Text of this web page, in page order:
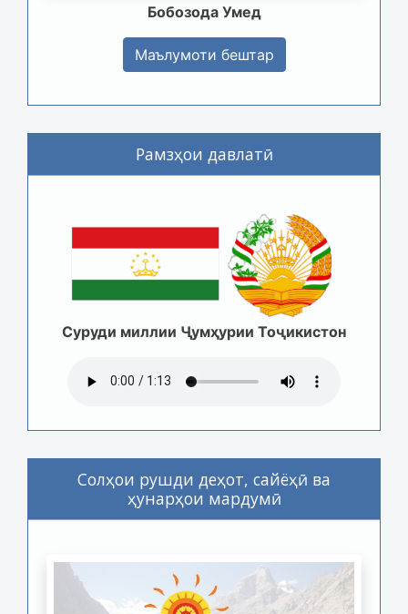
Бобозода Умед
Маълумоти бештар
Рамзҳои давлатӣ
Суруди миллии Ҷумҳурии Тоҷикистон
Солҳои рушди деҳот, сайёҳӣ ва
ҳунарҳои мардумӣ